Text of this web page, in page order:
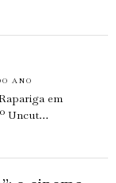
ANO
em
Uncut…